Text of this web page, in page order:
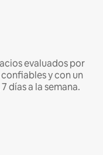
evaluados por
y con un
días a la semana.